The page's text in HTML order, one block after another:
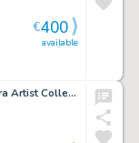
available
€400
Copertina originale Milo Manara Artist Collection – “L’odissea di Bergman” – Corriere della Sera 2018